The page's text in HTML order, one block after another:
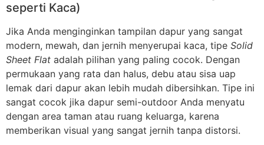
seperti Kaca)
Jika Anda menginginkan tampilan dapur yang sangat
modern, mewah, dan jernih menyerupai kaca, tipe Solid
Sheet Flat adalah pilihan yang paling cocok. Dengan
permukaan yang rata dan halus, debu atau sisa uap
lemak dari dapur akan lebih mudah dibersihkan. Tipe ini
sangat cocok jika dapur semi-outdoor Anda menyatu
dengan area taman atau ruang keluarga, karena
memberikan visual yang sangat jernih tanpa distorsi.